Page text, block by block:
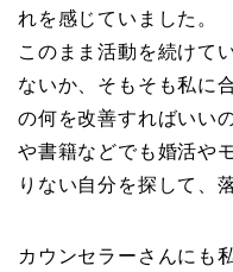
れを感じていました。
このまま活動を続けて
ないか、そもそも私に
の何を改善すればいい
や書籍などでも婚活や
りない自分を探して、
カウンセラーさんにも